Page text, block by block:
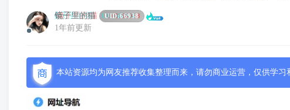
镜子里的猫 UID:66938
1年前更新
本站资源均为网友推荐收集整理而来，请勿商业运营，仅供学习